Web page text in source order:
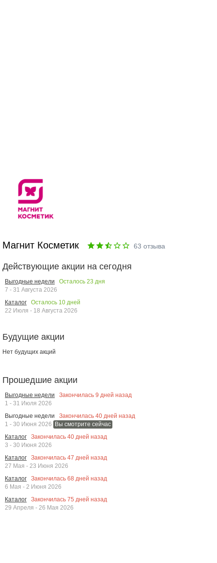
Магнит Косметик 63 отзыва
Действующие акции на сегодня
Выгодные недели Осталось 23 дня
7 - 31 Августа 2026
Каталог
Осталось 10 дней
22 Июля - 18 Августа 2026
Будущие акции
Нет будущих акций
Прошедшие акции
Выгодные недели Закончилась 9 дней назад
1 - 31 Июля 2026
Выгодные недели
Закончилась 40 дней назад
1 - 30 Июня 2026
Вы смотрите сейчас
Каталог
Закончилась 40 дней назад
3 - 30 Июня 2026
Каталог
Закончилась 47 дней назад
27 Мая - 23 Июня 2026
Каталог
Закончилась 68 дней назад
6 Мая - 2 Июня 2026
Каталог
Закончилась 75 дней назад
29 Апреля - 26 Мая 2026